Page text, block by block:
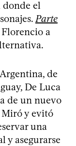
el
Parte
a
de
De Luca
de un nuevo
y evitó
una
y asegurarse